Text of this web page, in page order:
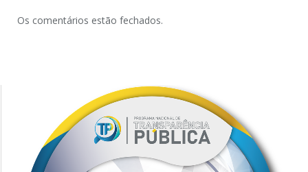
Os comentários estão fechados.